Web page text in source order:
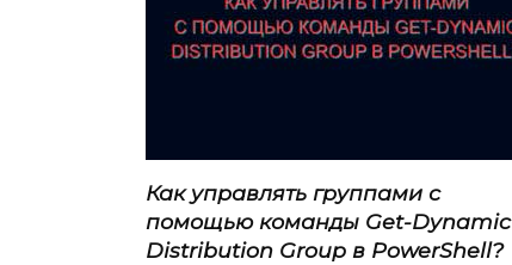
Как управлять группами с
помощью команды Get-Dynamic
Distribution Group в PowerShell?